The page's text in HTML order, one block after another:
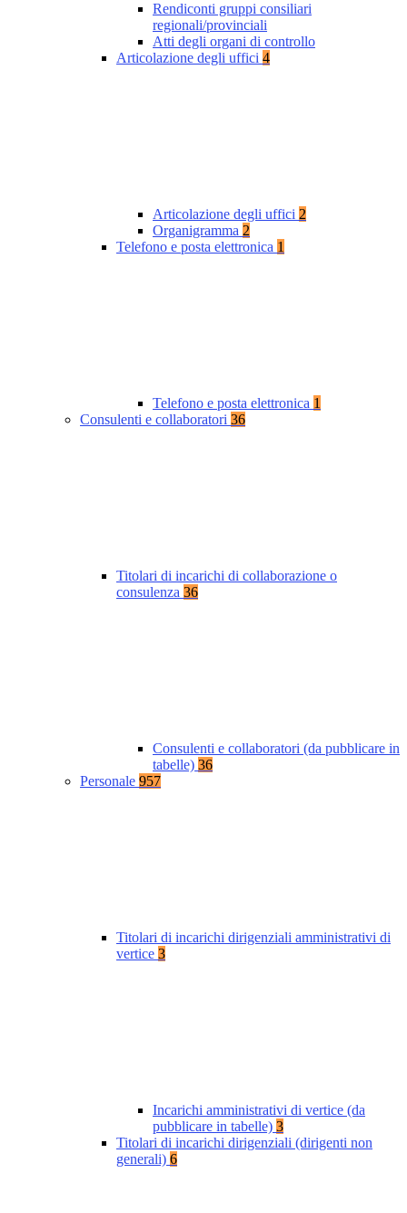
Rendiconti gruppi consiliari
regionali/provinciali
Atti degli organi di controllo
Articolazione degli uffici 4
Articolazione degli uffici 2
Organigramma 2
Telefono e posta elettronica 1
Telefono e posta elettronica 1
Consulenti e collaboratori 36
Titolari di incarichi di collaborazione o
consulenza 36
Consulenti e collaboratori (da pubblicare in
tabelle) 36
Personale 957
Titolari di incarichi dirigenziali amministrativi di
vertice 3
Incarichi amministrativi di vertice (da
pubblicare in tabelle) 3
Titolari di incarichi dirigenziali (dirigenti non
generali) 6